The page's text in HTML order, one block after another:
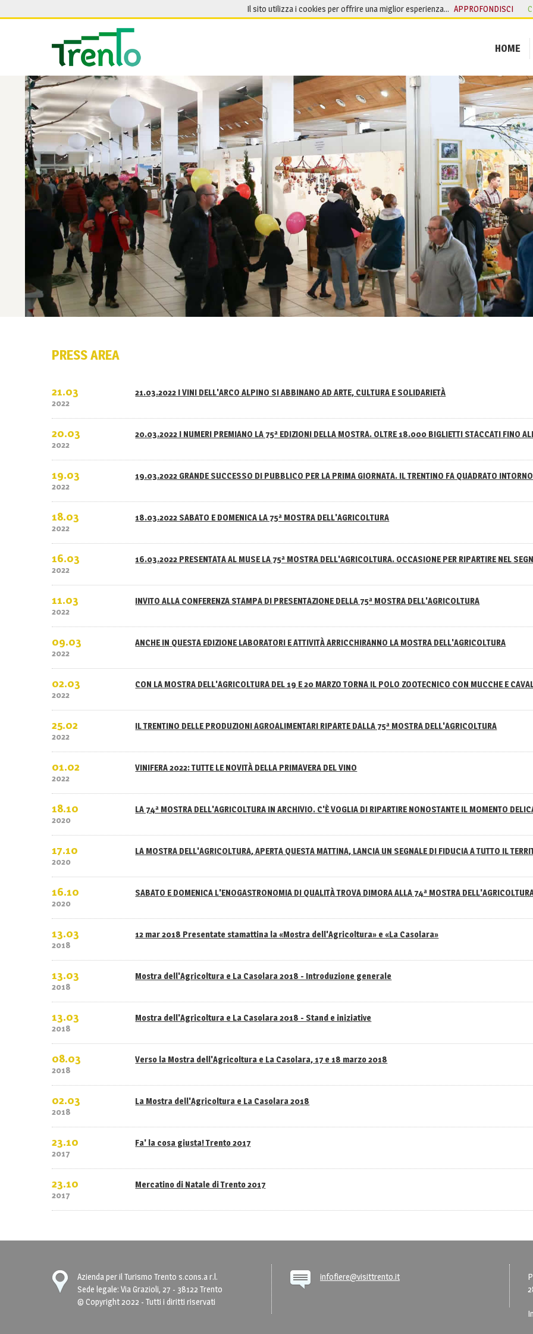
HOME
PRESS AREA
21.03
2022
21.03.2022 I VINI DELL'ARCO ALPINO SI ABBINANO AD ARTE, CULTURA E SOLIDARIETÀ
20.03
2022
20.03.2022 I NUMERI PREMIANO LA 75ª EDIZIONI DELLA MOSTRA. OLTRE 18.000 BIGLIETTI STACCATI FINO
19.03
2022
19.03.2022 GRANDE SUCCESSO DI PUBBLICO PER LA PRIMA GIORNATA. IL TRENTINO FA QUADRATO
18.03
2022
18.03.2022 SABATO E DOMENICA LA 75ª MOSTRA DELL'AGRICOLTURA
16.03
2022
16.03.2022 PRESENTATA AL MUSE LA 75ª MOSTRA DELL'AGRICOLTURA. OCCASIONE PER RIPARTIRE NEL
11.03
2022
INVITO ALLA CONFERENZA STAMPA DI PRESENTAZIONE DELLA 75ª MOSTRA DELL'AGRICOLTURA
09.03
2022
ANCHE IN QUESTA EDIZIONE LABORATORI E ATTIVITÀ ARRICCHIRANNO LA MOSTRA DELL'AGRICOLTURA
02.03
2022
CON LA MOSTRA DELL'AGRICOLTURA DEL 19 E 20 MARZO TORNA IL POLO ZOOTECNICO CON MUCCHE E
25.02
2022
IL TRENTINO DELLE PRODUZIONI AGROALIMENTARI RIPARTE DALLA 75ª MOSTRA DELL'AGRICOLTURA
01.02
2022
VINIFERA 2022: TUTTE LE NOVITÀ DELLA PRIMAVERA DEL VINO
18.10
2020
LA 74ª MOSTRA DELL'AGRICOLTURA IN ARCHIVIO. C'È VOGLIA DI RIPARTIRE NONOSTANTE IL MOMENTO
17.10
2020
LA MOSTRA DELL'AGRICOLTURA, APERTA QUESTA MATTINA, LANCIA UN SEGNALE DI FIDUCIA A TUTTO IL
16.10
2020
SABATO E DOMENICA L'ENOGASTRONOMIA DI QUALITÀ TROVA DIMORA ALLA 74ª MOSTRA
13.03
2018
12 mar 2018 Presentate stamattina la «Mostra dell'Agricoltura» e «La Casolara»
13.03
2018
Mostra dell'Agricoltura e La Casolara 2018 - Introduzione generale
13.03
2018
Mostra dell'Agricoltura e La Casolara 2018 - Stand e iniziative
08.03
2018
Verso la Mostra dell'Agricoltura e La Casolara, 17 e 18 marzo 2018
02.03
2018
La Mostra dell'Agricoltura e La Casolara 2018
23.10
2017
Fa' la cosa giusta! Trento 2017
23.10
2017
Mercatino di Natale di Trento 2017
Azienda per il Turismo Trento s.cons.a r.l.
Sede legale: Via Grazioli, 27 - 38122 Trento
© Copyright 2022 - Tutti i diritti riservati
infofiere@visittrento.it
Il sito utilizza i cookies per offrire una miglior esperienza… APPROFONDISCI